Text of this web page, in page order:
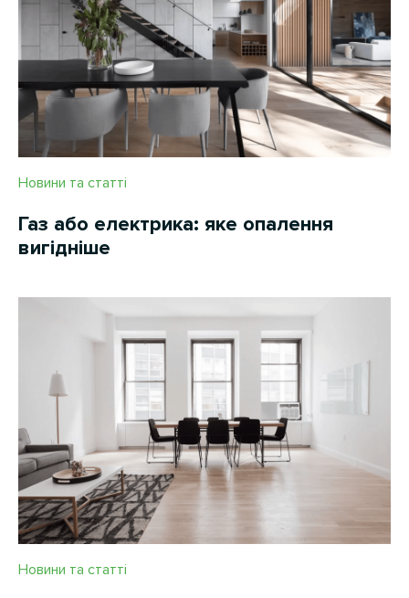
Новини та статті
Газ або електрика: яке опалення
вигідніше
Новини та статті